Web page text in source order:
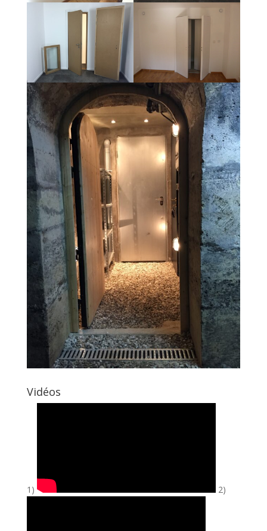
Vidéos
1) 2)